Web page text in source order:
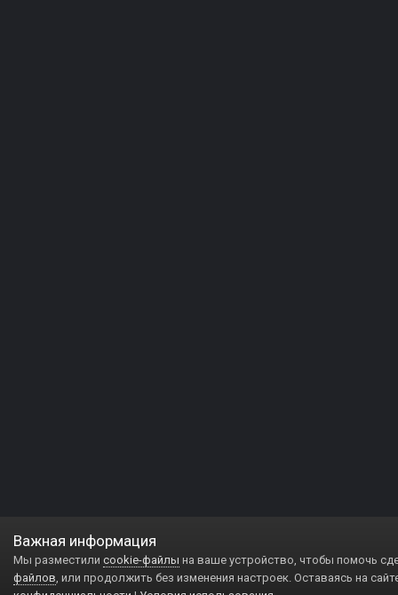
Важная информация
Мы разместили cookie-файлы на ваше устройство, чтобы помочь
файлов, или продолжить без изменения настроек. Оставаясь на